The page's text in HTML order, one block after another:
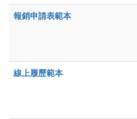
報銷申請表範本
線上履歷範本